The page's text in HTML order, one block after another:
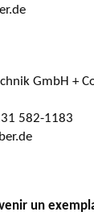
GmbH +
582-1183
un